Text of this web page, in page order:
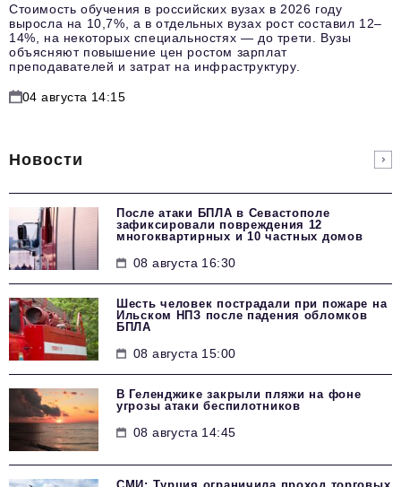
Стоимость обучения в российских вузах в 2026 году
выросла на 10,7%, а в отдельных вузах рост составил 12–
14%, на некоторых специальностях — до трети. Вузы
объясняют повышение цен ростом зарплат
преподавателей и затрат на инфраструктуру.
04 августа 14:15
Новости
После атаки БПЛА в Севастополе
зафиксировали повреждения 12
многоквартирных и 10 частных домов
08 августа 16:30
Шесть человек пострадали при пожаре на
Ильском НПЗ после падения обломков
БПЛА
08 августа 15:00
В Геленджике закрыли пляжи на фоне
угрозы атаки беспилотников
08 августа 14:45